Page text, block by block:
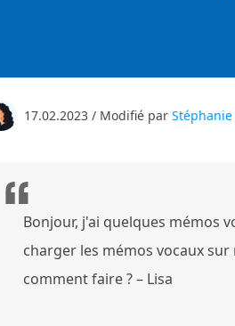
17.02.2023 / Modifié par
Bonjour, j'ai quelques mémos
charger les mémos vocaux
comment faire ? – Lisa